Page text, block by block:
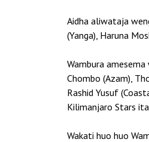
Aidha aliwataja
(Yanga), Haruna
Wambura amesema
Chombo (Azam),
Rashid Yusuf
Kilimanjaro Stars
Wakati huo huo